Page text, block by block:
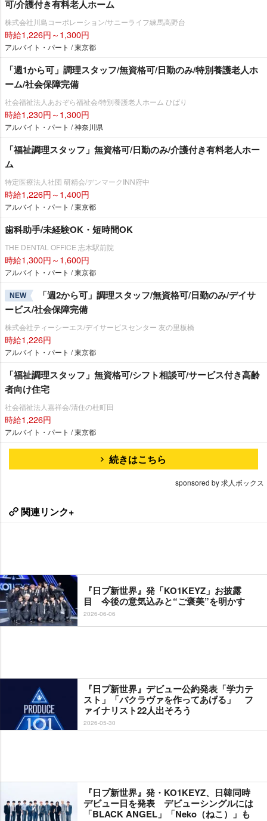
可/介護付き有料老人ホーム
株式会社川島コーポレーション/サニーライフ練馬高野台
時給1,226円～1,300円
アルバイト・パート / 東京都
「週1から可」調理スタッフ/無資格可/日勤のみ/特別養護老人ホ
ーム/社会保障完備
社会福祉法人あおぞら福祉会/特別養護老人ホーム ひばり
時給1,230円～1,300円
アルバイト・パート / 神奈川県
「福祉調理スタッフ」無資格可/日勤のみ/介護付き有料老人ホー
ム
特定医療法人社団 研精会/デンマークINN府中
時給1,226円～1,400円
アルバイト・パート / 東京都
歯科助手/未経験OK・短時間OK
THE DENTAL OFFICE 志木駅前院
時給1,300円～1,600円
アルバイト・パート / 東京都
NEW
「週2から可」調理スタッフ/無資格可/日勤のみ/デイサ
ービス/社会保障完備
株式会社ティーシーエス/デイサービスセンター 友の里板橋
時給1,226円
アルバイト・パート / 東京都
「福祉調理スタッフ」無資格可/シフト相談可/サービス付き高齢
者向け住宅
社会福祉法人嘉祥会/清住の杜町田
時給1,226円
アルバイト・パート / 東京都
続きはこちら
sponsored by 求人ボックス
関連リンク+
『日プ新世界』発「KO1KEYZ」お披露
目 今後の意気込みと“ご褒美”を明かす
2026-06-06
『日プ新世界』デビュー公約発表「学力テ
スト」「バクラヴァを作ってあげる」 フ
ァイナリスト22人出そろう
2026-05-30
『日プ新世界』発・KO1KEYZ、日韓同時
デビュー日を発表 デビューシングルには
「BLACK ANGEL」「Neko（ねこ）」も